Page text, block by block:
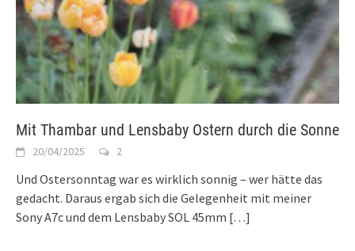
Mit Thambar und Lensbaby Ostern durch die Sonne
20/04/2025 2
Und Ostersonntag war es wirklich sonnig – wer hätte das
gedacht. Daraus ergab sich die Gelegenheit mit meiner
Sony A7c und dem Lensbaby SOL 45mm […]